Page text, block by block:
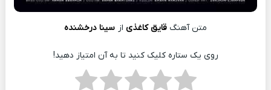
متن آهنگ قایق کاغذی از سینا درخشنده
روی یک ستاره کلیک کنید تا به آن امتیاز دهید!